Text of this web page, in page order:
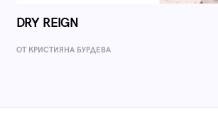
DRY REIGN
ОТ КРИСТИЯНА БУРДЕВА